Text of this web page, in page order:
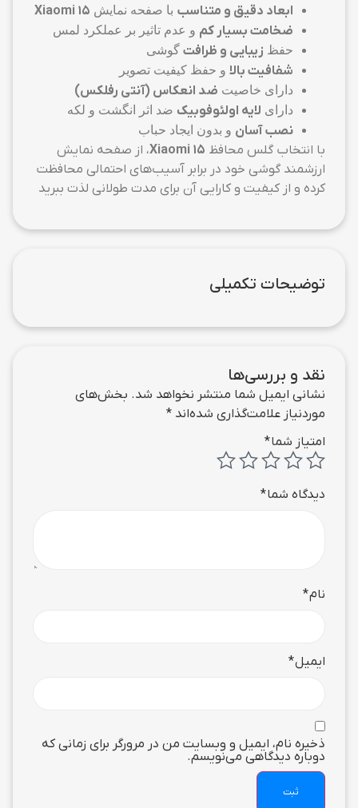
ابعاد دقیق و متناسب با صفحه نمایش Xiaomi 15
ضخامت بسیار کم و عدم تاثیر بر عملکرد لمس
حفظ زیبایی و ظرافت گوشی
شفافیت بالا و حفظ کیفیت تصویر
دارای خاصیت ضد انعکاس (آنتی رفلکس)
دارای لایه اولئوفوبیک ضد اثر انگشت و لکه
نصب آسان و بدون ایجاد حباب
با انتخاب گلس محافظ Xiaomi 15، از صفحه نمایش
ارزشمند گوشی خود در برابر آسیب‌های احتمالی محافظت
کرده و از کیفیت و کارایی آن برای مدت طولانی لذت ببرید
توضیحات تکمیلی
نقد و بررسی‌ها
نشانی ایمیل شما منتشر نخواهد شد. بخش‌های
موردنیاز علامت‌گذاری شده‌اند *
امتیاز شما*
دیدگاه شما*
نام*
ایمیل*
ذخیره نام، ایمیل و وبسایت من در مرورگر برای زمانی که
دوباره دیدگاهی می‌نویسم.